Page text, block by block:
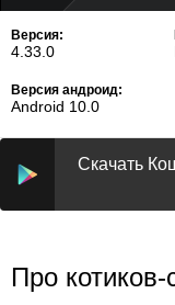
Версия:
4.33.0
Версия андроид:
Android 10.0
Скачать
Про котиков-